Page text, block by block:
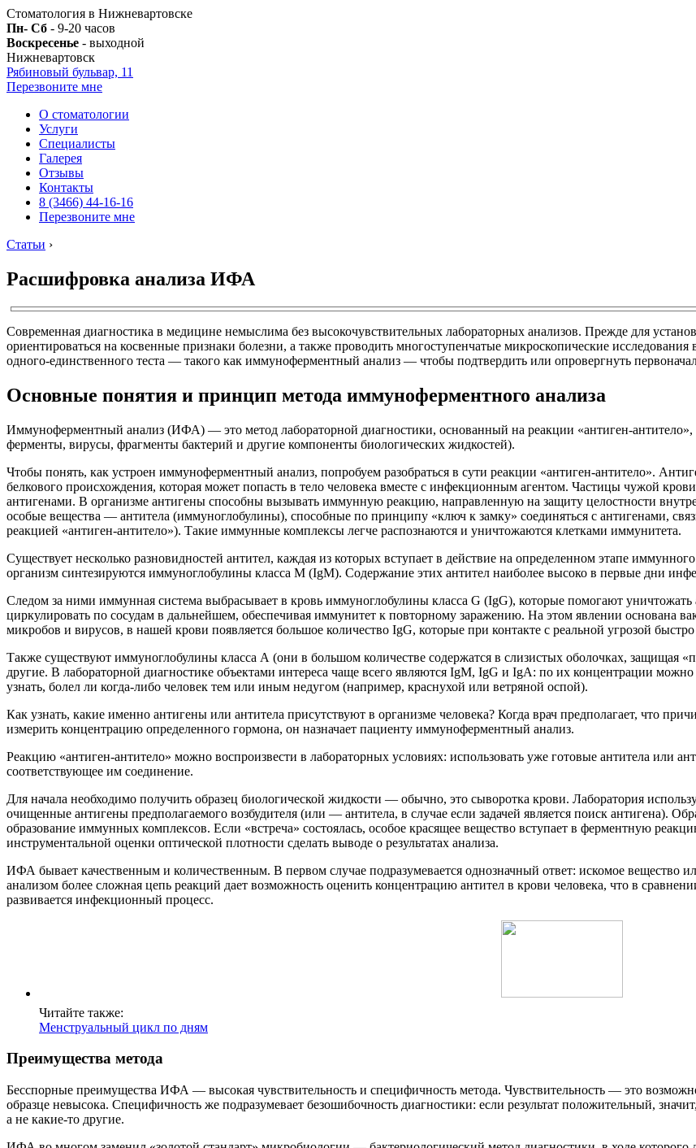
Стоматология в Нижневартовске
Пн- Сб - 9-20 часов
Воскресенье - выходной
Нижневартовск
Рябиновый бульвар, 11
Перезвоните мне
О стоматологии
Услуги
Специалисты
Галерея
Отзывы
Контакты
8 (3466) 44-16-16
Перезвоните мне
Статьи ›
Расшифровка анализа ИФА
Современная диагностика в медицине немыслима без высокочувствительных лабораторных анализов. Прежде для
ориентироваться на косвенные признаки болезни, а также проводить многоступенчатые микроскопические
одного-единственного теста — такого как иммуноферментный анализ — чтобы подтвердить или опровергнуть
Основные понятия и принцип метода иммуноферментного анализа
Иммуноферментный анализ (ИФА) — это метод лабораторной диагностики, основанный на реакции «антиген-антитело»,
ферменты, вирусы, фрагменты бактерий и другие компоненты биологических жидкостей).
Чтобы понять, как устроен иммуноферментный анализ, попробуем разобраться в сути реакции «антиген-антитело».
белкового происхождения, которая может попасть в тело человека вместе с инфекционным агентом. Частицы чужой
антигенами. В организме антигены способны вызывать иммунную реакцию, направленную на защиту целостности
особые вещества — антитела (иммуноглобулины), способные по принципу «ключ к замку» соединяться с антигенами,
реакцией «антиген-антитело»). Такие иммунные комплексы легче распознаются и уничтожаются клетками иммунитета.
Существует несколько разновидностей антител, каждая из которых вступает в действие на определенном этапе
организм синтезируются иммуноглобулины класса М (IgM). Содержание этих антител наиболее высоко в первые дни
Следом за ними иммунная система выбрасывает в кровь иммуноглобулины класса G (IgG), которые помогают
циркулировать по сосудам в дальнейшем, обеспечивая иммунитет к повторному заражению. На этом явлении основана
микробов и вирусов, в нашей крови появляется большое количество IgG, которые при контакте с реальной угрозой
Также существуют иммуноглобулины класса А (они в большом количестве содержатся в слизистых оболочках, защищая
другие. В лабораторной диагностике объектами интереса чаще всего являются IgM, IgG и IgA: по их концентрации
узнать, болел ли когда-либо человек тем или иным недугом (например, краснухой или ветряной оспой).
Как узнать, какие именно антигены или антитела присутствуют в организме человека? Когда врач предполагает, что
измерить концентрацию определенного гормона, он назначает пациенту иммуноферментный анализ.
Реакцию «антиген-антитело» можно воспроизвести в лабораторных условиях: использовать уже готовые антитела или
соответствующее им соединение.
Для начала необходимо получить образец биологической жидкости — обычно, это сыворотка крови. Лаборатория
очищенные антигены предполагаемого возбудителя (или — антитела, в случае если задачей является поиск антигена).
образование иммунных комплексов. Если «встреча» состоялась, особое красящее вещество вступает в ферментную
инструментальной оценки оптической плотности сделать выводе о результатах анализа.
ИФА бывает качественным и количественным. В первом случае подразумевается однозначный ответ: искомое вещество
анализом более сложная цепь реакций дает возможность оценить концентрацию антител в крови человека, что в
развивается инфекционный процесс.
Читайте также:
Менструальный цикл по дням
Преимущества метода
Бесспорные преимущества ИФА — высокая чувствительность и специфичность метода. Чувствительность — это
образце невысока. Специфичность же подразумевает безошибочность диагностики: если результат положительный,
а не какие-то другие.